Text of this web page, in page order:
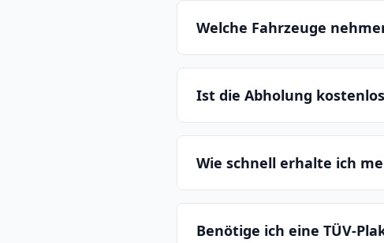
Welche Fahrzeuge
Ist die Abholung
Wie schnell erhalte ich
Benötige ich eine TÜV-